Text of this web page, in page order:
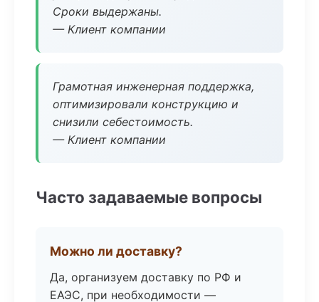
Сроки выдержаны.
— Клиент компании
Грамотная инженерная поддержка,
оптимизировали конструкцию и
снизили себестоимость.
— Клиент компании
Часто задаваемые вопросы
Можно ли доставку?
Да, организуем доставку по РФ и
ЕАЭС, при необходимости —